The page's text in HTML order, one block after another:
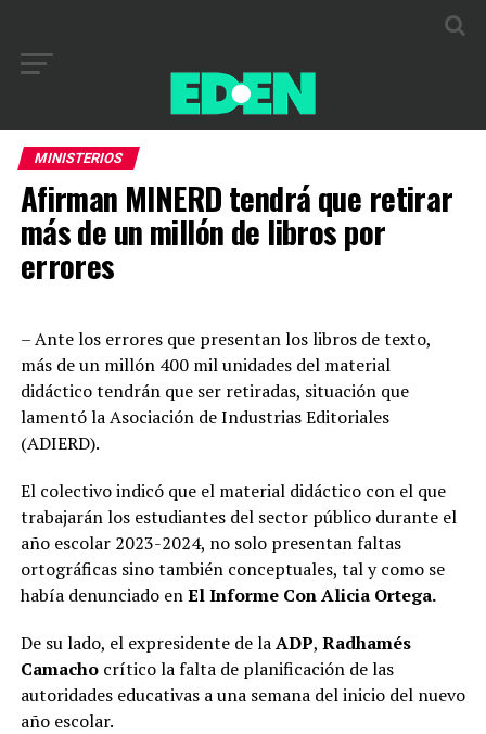
MINISTERIOS
Afirman MINERD tendrá que retirar
más de un millón de libros por
errores
– Ante los errores que presentan los libros de texto,
más de un millón 400 mil unidades del material
didáctico tendrán que ser retiradas, situación que
lamentó la Asociación de Industrias Editoriales
(ADIERD).
El colectivo indicó que el material didáctico con el que
trabajarán los estudiantes del sector público durante el
año escolar 2023-2024, no solo presentan faltas
ortográficas sino también conceptuales, tal y como se
había denunciado enEl Informe Con Alicia Ortega.
De su lado, el expresidente de laADP, Radhamés
Camachocrítico la falta de planificación de las
autoridades educativas a una semana del inicio del nuevo
año escolar.